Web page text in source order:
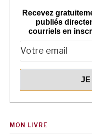
Recevez
publiés
courriels en
MON LIVRE